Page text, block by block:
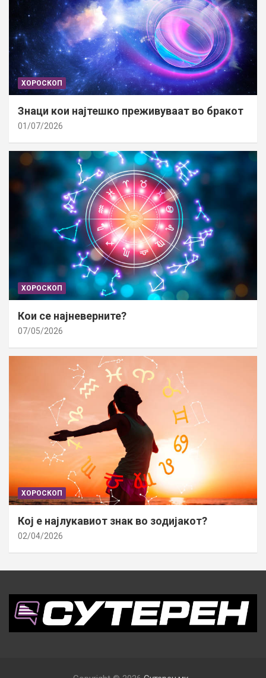
ХОРОСКОП
Знаци кои најтешко преживуваат во бракот
01/07/2026
ХОРОСКОП
Кои се најневерните?
07/05/2026
ХОРОСКОП
Кој е најлукавиот знак во зодијакот?
02/04/2026